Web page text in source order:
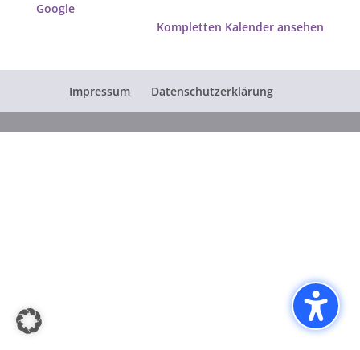
Google
Kompletten Kalender ansehen
Impressum Datenschutzerklärung